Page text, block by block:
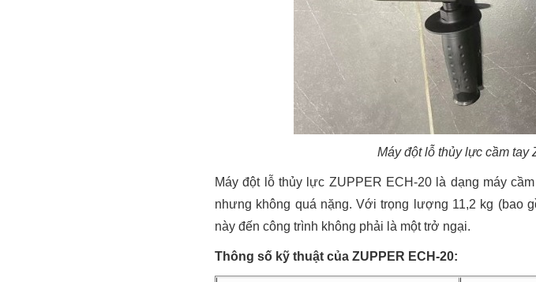
Máy đột lỗ thủy lực cầm
Máy đột lỗ thủy lực ZUPPER ECH-20 là dạng máy
nhưng không quá nặng. Với trọng lượng 11,2 kg (bao
này đến công trình không phải là một trở ngại.
Thông số kỹ thuật của ZUPPER ECH-20: